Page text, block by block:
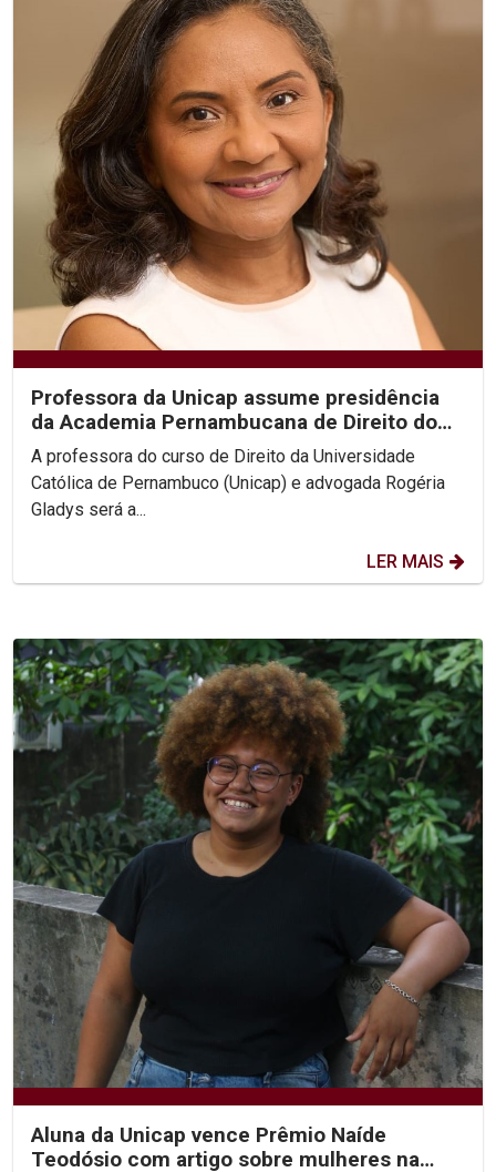
Professora da Unicap assume presidência
da Academia Pernambucana de Direito do
Trabalho
A professora do curso de Direito da Universidade
Católica de Pernambuco (Unicap) e advogada Rogéria
Gladys será a...
LER MAIS
Aluna da Unicap vence Prêmio Naíde
Teodósio com artigo sobre mulheres na